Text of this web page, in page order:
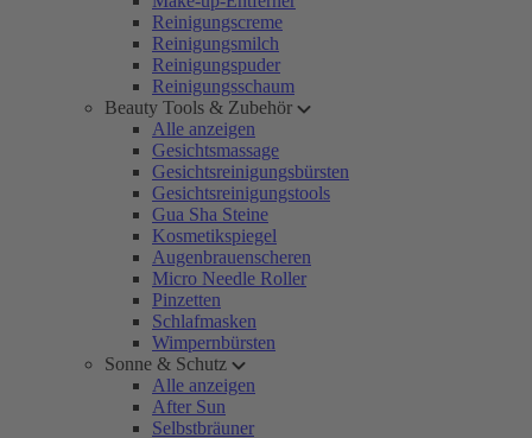
Reinigungscreme
Reinigungsmilch
Reinigungspuder
Reinigungsschaum
Beauty Tools & Zubehör
Alle anzeigen
Gesichtsmassage
Gesichtsreinigungsbürsten
Gesichtsreinigungstools
Gua Sha Steine
Kosmetikspiegel
Augenbrauenscheren
Micro Needle Roller
Pinzetten
Schlafmasken
Wimpernbürsten
Sonne & Schutz
Alle anzeigen
After Sun
Selbstbräuner